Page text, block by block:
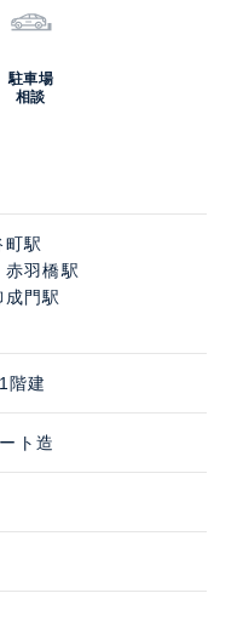
駐車場
相談
町駅
羽橋駅
門駅
階建
ト造